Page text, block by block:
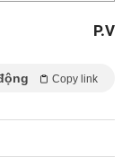
P.V
Copy link